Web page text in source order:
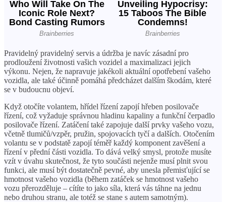
Pravidelný pravidelný servis a údržba je navíc zásadní pro
prodloužení životnosti vašich vozidel a maximalizaci jejich
výkonu. Nejen, že napravuje jakékoli aktuální opotřebení vašeho
vozidla, ale také účinně pomáhá předcházet dalším škodám, které
se v budoucnu objeví.
Když otočíte volantem, hřídel řízení zapojí hřeben posilovače
řízení, což vyžaduje správnou hladinu kapaliny a funkční čerpadlo
posilovače řízení. Zatáčení také zapojuje další prvky vašeho vozu,
včetně tlumičů/vzpěr, pružin, spojovacích tyčí a dalších. Otočením
volantu se v podstatě zapojí téměř každý komponent zavěšení a
řízení v přední části vozidla. To dává velký smysl, protože musíte
vzít v úvahu skutečnost, že tyto součásti nejenže musí plnit svou
funkci, ale musí být dostatečně pevné, aby unesla přemisťující se
hmotnost vašeho vozidla (během zatáček se hmotnost vašeho
vozu přerozděluje – cítíte to jako síla, která vás táhne na jednu
nebo druhou stranu, ale totéž se stane s autem samotným).